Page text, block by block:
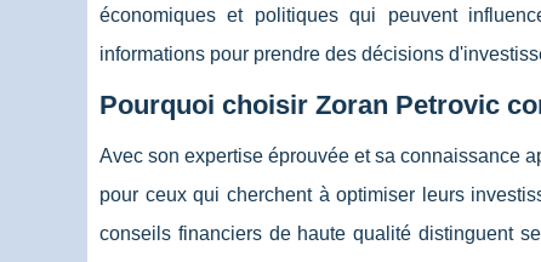
économiques et politiques qui peuvent
informations pour prendre des décisions
Pourquoi choisir Zoran Petrovic
Avec son expertise éprouvée et sa connaissance
pour ceux qui cherchent à optimiser leurs
conseils financiers de haute qualité distinguent